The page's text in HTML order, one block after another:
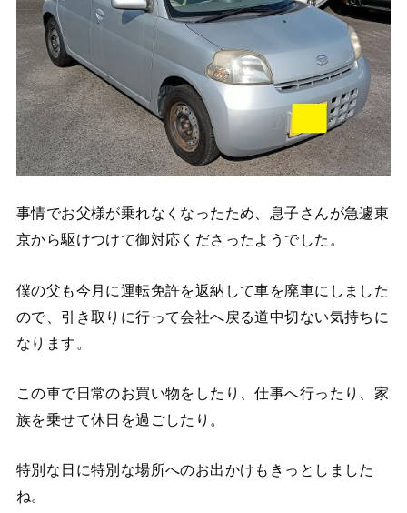
事情でお父様が乗れなくなったため、息子さんが急遽東
京から駆けつけて御対応くださったようでした。
僕の父も今月に運転免許を返納して車を廃車にしました
ので、引き取りに行って会社へ戻る道中切ない気持ちに
なります。
この車で日常のお買い物をしたり、仕事へ行ったり、家
族を乗せて休日を過ごしたり。
特別な日に特別な場所へのお出かけもきっとしました
ね。